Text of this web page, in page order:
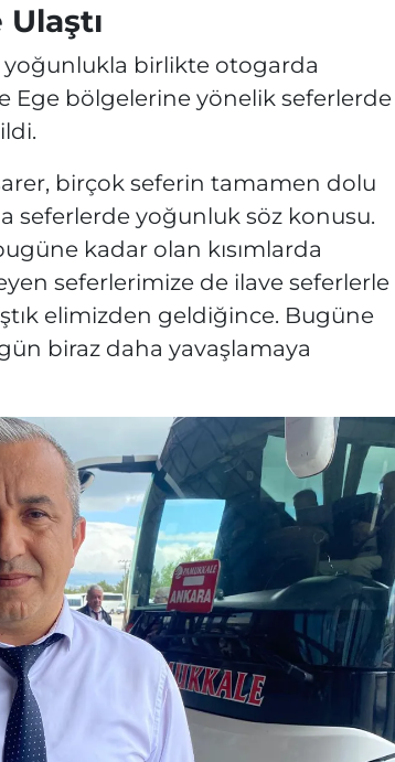
birlikte otogarda
Ege bölgelerine yönelik seferlerde
birçok seferin tamamen dolu
seferlerde yoğunluk söz konusu.
kadar olan kısımlarda
seferlerimize de ilave seferlerle
elimizden geldiğince. Bugüne
biraz daha yavaşlamaya